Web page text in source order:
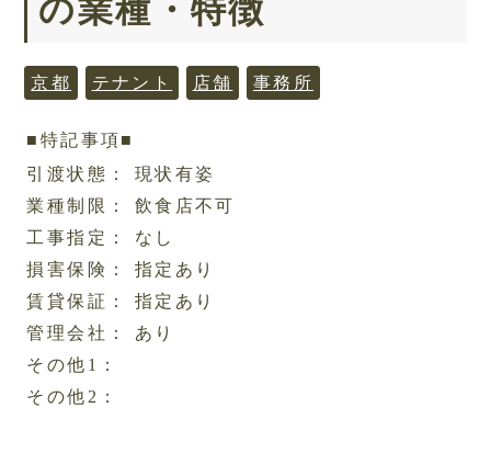
の業種・特徴
京都 テナント 店舗 事務所
■特記事項■
引渡状態： 現状有姿
業種制限： 飲食店不可
工事指定： なし
損害保険： 指定あり
賃貸保証： 指定あり
管理会社： あり
その他1：
その他2：